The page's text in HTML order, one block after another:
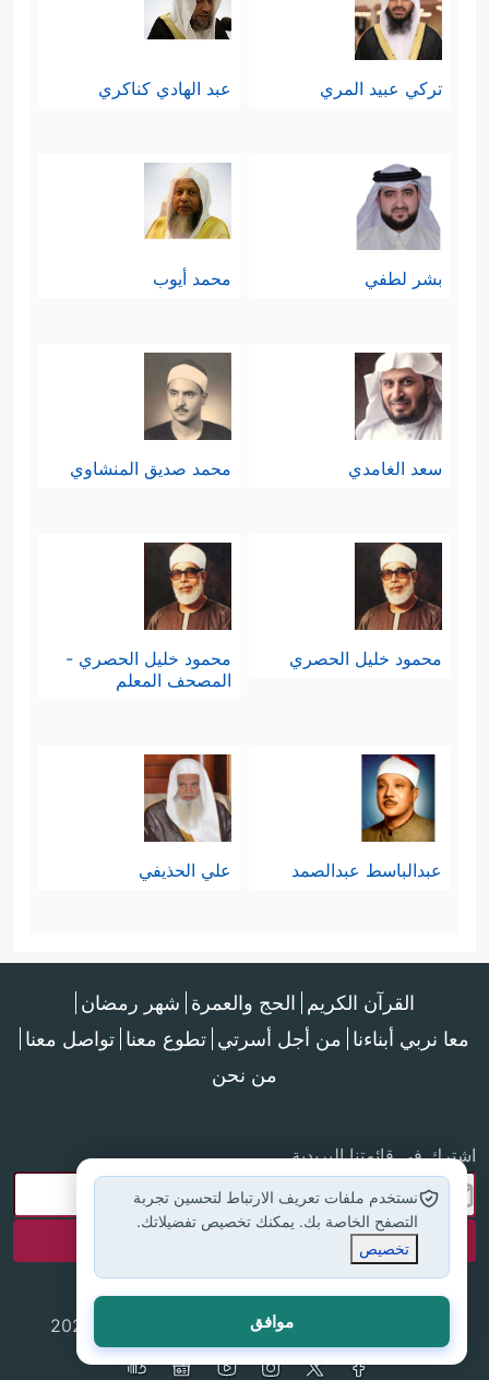
تركي عبيد المري عبد الهادي كناكري
بشر لطفي محمد أيوب
سعد الغامدي محمد صديق المنشاوي
محمود خليل الحصري
محمود خليل الحصري -
المصحف المعلم
عبدالباسط عبدالصمد علي الحذيفي
القرآن الكريم الحج والعمرة شهر رمضان
معا نربي أبناءنا من أجل أسرتي تطوع معنا تواصل معنا
من نحن
اشترك في قائمتنا البريدية
جميع الحقوق محفوظة لموقع إسلام أون لاين © 2025
نستخدم ملفات تعريف الارتباط لتحسين تجربة
التصفح الخاصة بك. يمكنك تخصيص تفضيلاتك.
تخصيص
موافق